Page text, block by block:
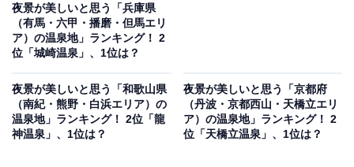
夜景が美しいと思う「兵庫県
（有馬・六甲・播磨・但馬エリ
ア）の温泉地」ランキング！ 2
位「城崎温泉」、1位は？
夜景が美しいと思う「和歌山県
（南紀・熊野・白浜エリア）の
温泉地」ランキング！ 2位「龍
神温泉」、1位は？
夜景が美しいと思う「京都府
（丹波・京都西山・天橋立エリ
ア）の温泉地」ランキング！ 2
位「天橋立温泉」、1位は？